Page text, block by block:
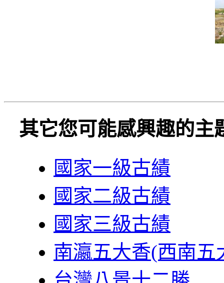
其它您可能感興趣的主
國家一級古績
國家二級古績
國家三級古績
南瀛五大香(西南五